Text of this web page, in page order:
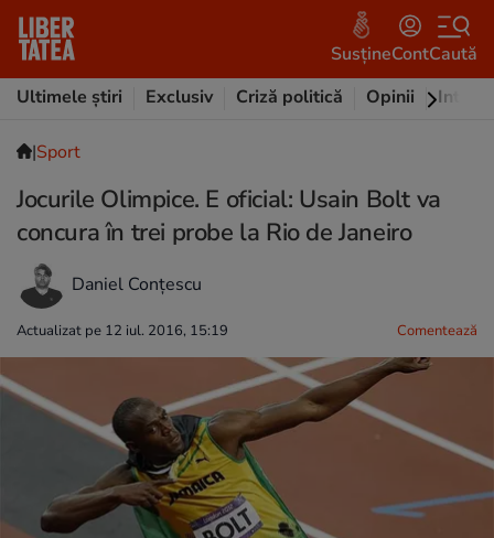
SusțineContCaută
Ultimele știri
Exclusiv Criză politică Opinii
|Sport
Jocurile Olimpice. E oficial: Usain Bolt va
concura în trei probe la Rio de Janeiro
Daniel Conțescu
Actualizat pe 12 iul. 2016, 15:19 Comentează